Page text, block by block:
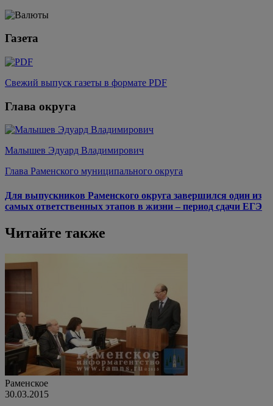
Газета
Свежий выпуск газеты в формате PDF
Глава округа
Малышев Эдуард Владимирович
Глава Раменского муниципального округа
Для выпускников Раменского округа завершился один из
самых ответственных этапов в жизни – период сдачи ЕГЭ
Читайте также
Раменское
30.03.2015